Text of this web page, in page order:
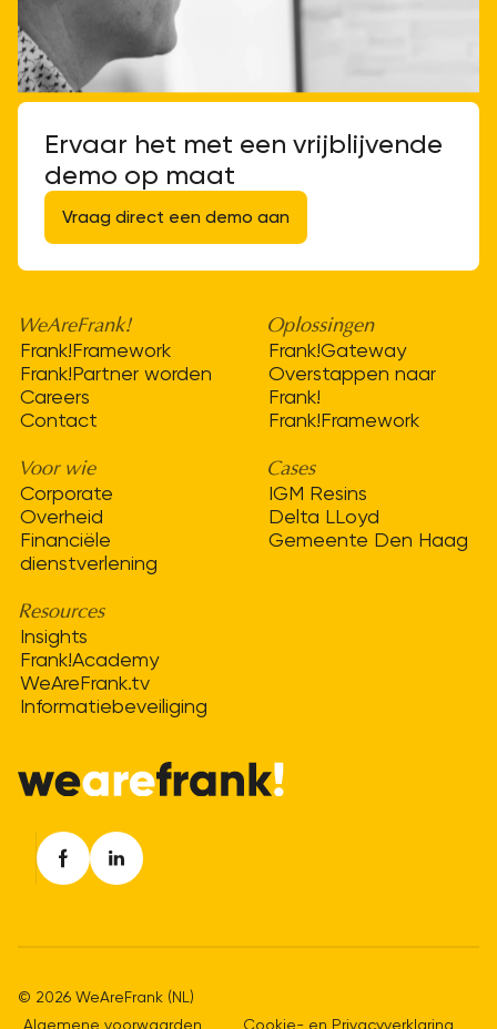
Ervaar het met een vrijblijvende
demo op maat
Vraag direct een demo aan
WeAreFrank!
Frank!Framework
Frank!Partner worden
Careers
Contact
Oplossingen
Frank!Gateway
Overstappen naar
Frank!
Frank!Framework
Voor wie
Corporate
Overheid
Financiële
dienstverlening
Cases
IGM Resins
Delta LLoyd
Gemeente Den Haag
Resources
Insights
Frank!Academy
WeAreFrank.tv
Informatiebeveiliging
© 2026 WeAreFrank (NL)
Algemene voorwaarden
Cookie- en Privacyverklaring